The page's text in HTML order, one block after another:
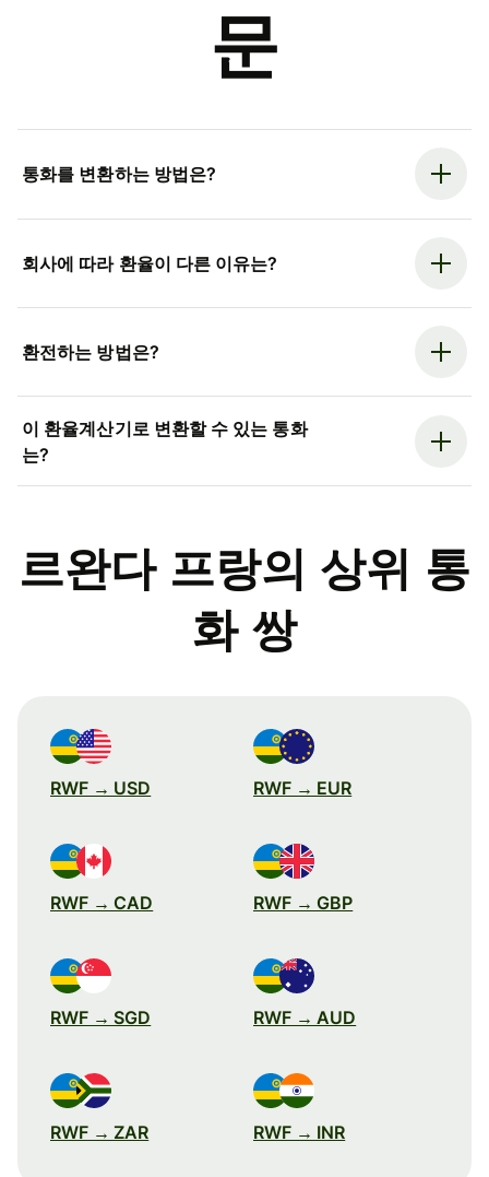
문
통화를 변환하는 방법은?
회사에 따라 환율이 다른 이유는?
환전하는 방법은?
이 환율계산기로 변환할 수 있는 통화
는?
르완다 프랑의 상위 통
화 쌍
RWF → USD RWF → EUR
RWF → CAD RWF → GBP
RWF → SGD RWF → AUD
RWF → ZAR RWF → INR